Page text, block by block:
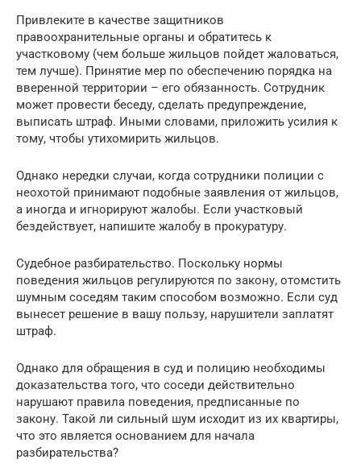
Привлеките в качестве защитников
правоохранительные органы и обратитесь к
участковому (чем больше жильцов пойдет жаловаться,
тем лучше). Принятие мер по обеспечению порядка на
вверенной территории – его обязанность. Сотрудник
может провести беседу, сделать предупреждение,
выписать штраф. Иными словами, приложить усилия к
тому, чтобы утихомирить жильцов.
Однако нередки случаи, когда сотрудники полиции с
неохотой принимают подобные заявления от жильцов,
а иногда и игнорируют жалобы. Если участковый
бездействует, напишите жалобу в прокуратуру.
Судебное разбирательство. Поскольку нормы
поведения жильцов регулируются по закону, отомстить
шумным соседям таким способом возможно. Если суд
вынесет решение в вашу пользу, нарушители заплатят
штраф.
Однако для обращения в суд и полицию необходимы
доказательства того, что соседи действительно
нарушают правила поведения, предписанные по
закону. Такой ли сильный шум исходит из их квартиры,
что это является основанием для начала
разбирательства?